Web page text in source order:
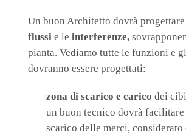
Un buon Architetto dovrà progettare
flussi e le interferenze,
pianta. Vediamo tutte le funzioni e
dovranno essere progettati:
zona di scarico e carico dei
un buon tecnico dovrà
scarico delle merci, considerato